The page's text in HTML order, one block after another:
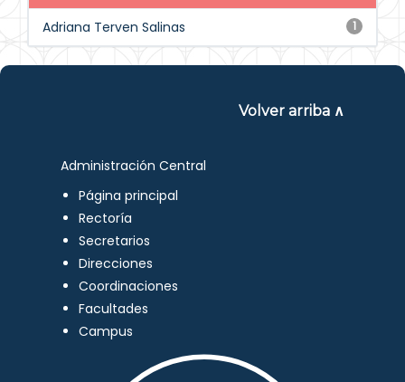
1
Adriana Terven Salinas
Volver arriba ∧
Administración Central
Página principal
Rectoría
Secretarios
Direcciones
Coordinaciones
Facultades
Campus